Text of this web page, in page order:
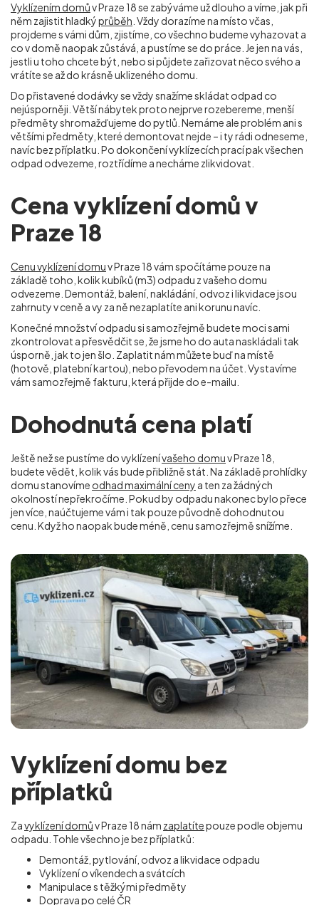
Vyklízením domův Praze 18 se zabýváme už dlouho a víme, jak při
něm zajistit hladkýprůběh . Vždy dorazíme na místo včas,
projdeme s vámi dům, zjistíme, co všechno budeme vyhazovat a
co v domě naopak zůstává, a pustíme se do práce. Je jen na vás,
jestli u toho chcete být, nebo si půjdete zařizovat něco svého a
vrátíte se až do krásně uklizeného domu.
Do přistavené dodávky se vždy snažíme skládat odpad co
nejúsporněji. Větší nábytek proto nejprve rozebereme, menší
předměty shromažďujeme do pytlů. Nemáme ale problém ani s
většími předměty, které demontovat nejde – i ty rádi odneseme,
navíc bez příplatku. Po dokončení vyklízecích prací pak všechen
odpad odvezeme, roztřídíme a necháme zlikvidovat.
Cena vyklízení domů v
Praze 18
Cenu vyklízení domuv Praze 18 vám spočítáme pouze na
základě toho, kolik kubíků (m3) odpadu z vašeho domu
odvezeme. Demontáž, balení, nakládání, odvoz i likvidace jsou
zahrnuty v ceně a vy za ně nezaplatíte ani korunu navíc.
Konečné množství odpadu si samozřejmě budete moci sami
zkontrolovat a přesvědčit se, že jsme ho do auta naskládali tak
úsporně, jak to jen šlo. Zaplatit nám můžete buď na místě
(hotově, platební kartou), nebo převodem na účet. Vystavíme
vám samozřejmě fakturu, která přijde do e-mailu.
Dohodnutá cena platí
Ještě než se pustíme do vyklízenívašeho domuv Praze 18,
budete vědět, kolik vás bude přibližně stát. Na základě prohlídky
domu stanovíme odhad maximální ceny a ten za žádných
okolností nepřekročíme. Pokud by odpadu nakonec bylo přece
jen více, naúčtujeme vám i tak pouze původně dohodnutou
cenu. Když ho naopak bude méně, cenu samozřejmě snížíme.
Vyklízení domu bez
příplatků
Zavyklízení domův Praze 18 nám zaplatítepouze podle objemu
odpadu. Tohle všechno je bez příplatků:
Demontáž, pytlování, odvoz a likvidace odpadu
Vyklízení o víkendech a svátcích
Manipulace s těžkými předměty
Doprava po celé ČR